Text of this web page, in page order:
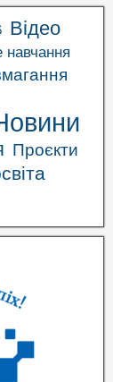
Відео
навчання
Проєкти